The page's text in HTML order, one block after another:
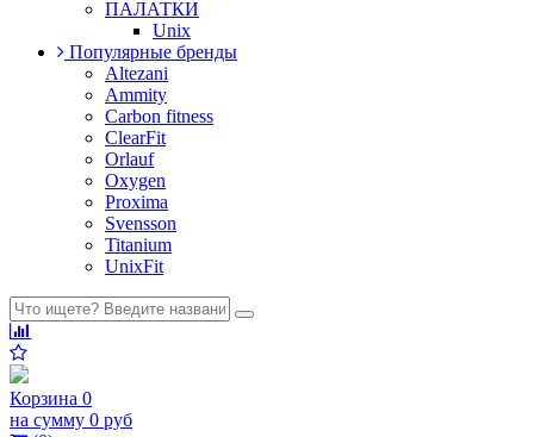
ПАЛАТКИ
Unix
Популярные бренды
Altezani
Ammity
Carbon fitness
ClearFit
Orlauf
Oxygen
Proxima
Svensson
Titanium
UnixFit
Корзина 0
на сумму 0 руб